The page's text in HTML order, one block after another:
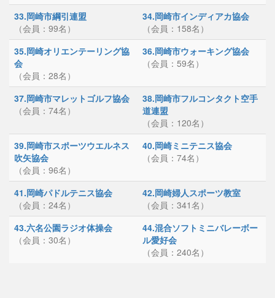
33.岡崎市綱引連盟
（会員：99名）
34.岡崎市インディアカ協会
（会員：158名）
35.岡崎オリエンテーリング協
会
（会員：28名）
36.岡崎市ウォーキング協会
（会員：59名）
37.岡崎市マレットゴルフ協会
（会員：74名）
38.岡崎市フルコンタクト空手
道連盟
（会員：120名）
39.岡崎市スポーツウエルネス
吹矢協会
（会員：96名）
40.岡崎ミニテニス協会
（会員：74名）
41.岡崎パドルテニス協会
（会員：24名）
42.岡崎婦人スポーツ教室
（会員：341名）
43.六名公園ラジオ体操会
（会員：30名）
44.混合ソフトミニバレーボー
ル愛好会
（会員：240名）